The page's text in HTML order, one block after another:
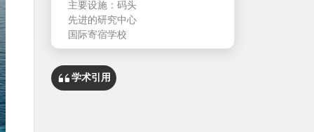
主要设施：码头
先进的研究中心
国际寄宿学校
学术引用